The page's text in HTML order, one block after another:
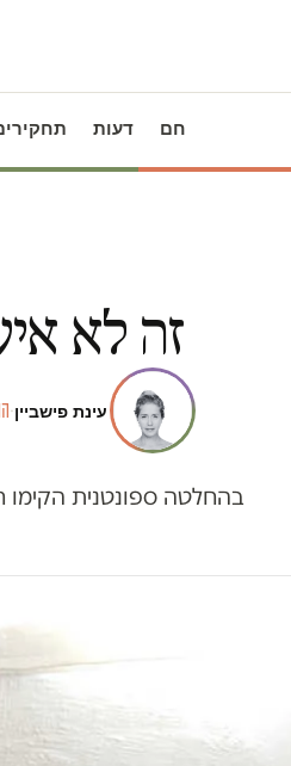
חם דעות
זה לא
עינת פישביין·
בהחלטה ספונטנית